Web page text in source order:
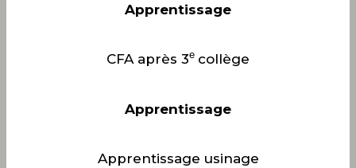
Apprentissage
CFA après 3e collège
Apprentissage
Apprentissage usinage